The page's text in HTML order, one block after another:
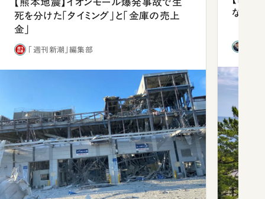
死を分けた「タイミング」と「金庫の売上
金」
「週刊新潮」編集部
ながら